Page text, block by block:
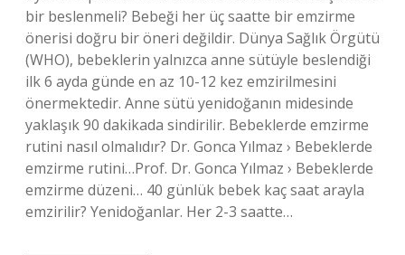
bir beslenmeli? Bebeği her üç saatte bir emzirme
önerisi doğru bir öneri değildir. Dünya Sağlık Örgütü
(WHO), bebeklerin yalnızca anne sütüyle beslendiği
ilk 6 ayda günde en az 10-12 kez emzirilmesini
önermektedir. Anne sütü yenidoğanın midesinde
yaklaşık 90 dakikada sindirilir. Bebeklerde emzirme
rutini nasıl olmalıdır? Dr. Gonca Yılmaz › Bebeklerde
emzirme rutini…Prof. Dr. Gonca Yılmaz › Bebeklerde
emzirme düzeni… 40 günlük bebek kaç saat arayla
emzirilir? Yenidoğanlar. Her 2-3 saatte…